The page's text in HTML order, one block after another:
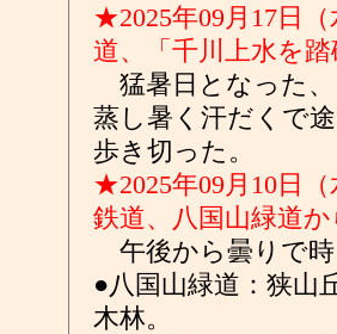
★2025年09月17日
道、「千川上水を
猛暑日となった
蒸し暑く汗だくで
歩き切った。
★2025年09月10日
鉄道、八国山緑道
午後から曇りで時
●八国山緑道：狭山
木林。